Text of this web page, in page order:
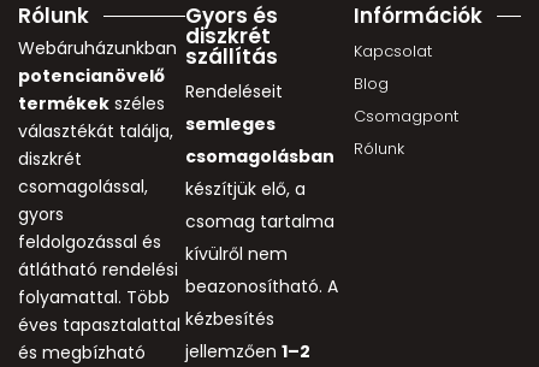
Rólunk
Webáruházunkban
potencianövelő
termékek széles
választékát találja,
diszkrét
csomagolással,
gyors
feldolgozással és
átlátható rendelési
folyamattal. Több
éves tapasztalattal
és megbízható
Gyors és
diszkrét
szállítás
Rendeléseit
semleges
csomagolásban
készítjük elő, a
csomag tartalma
kívülről nem
beazonosítható. A
kézbesítés
jellemzően1–2
Infórmációk
Kapcsolat
Blog
Csomagpont
Rólunk